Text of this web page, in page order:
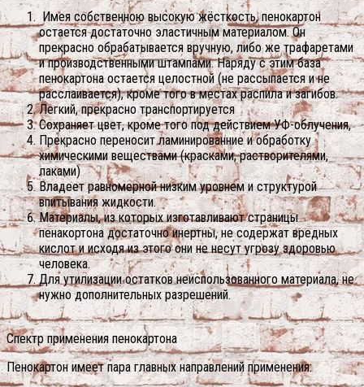
Имея собственною высокую жёсткость, пенокартон
остается достаточно эластичным материалом. Он
прекрасно обрабатывается вручную, либо же трафаретами
и производственными штампами. Наряду с этим база
пенокартона остается целостной (не рассыпается и не
расслаивается), кроме того в местах распила и загибов.
Легкий, прекрасно транспортируется
Сохраняет цвет, кроме того под действием УФ-облучения,
Прекрасно переносит ламинированние и обработку
химическими веществами (красками, растворителями,
лаками)
Владеет равномерной низким уровнем и структурой
впитывания жидкости.
Материалы, из которых изготавливают страницы
пенакортона достаточно инертны, не содержат вредных
кислот и исходя из этого они не несут угрозу здоровью
человека.
Для утилизации остатков неиспользованного материала, не
нужно дополнительных разрешений.
Спектр применения пенокартона
Пенокартон имеет пара главных направлений применения: